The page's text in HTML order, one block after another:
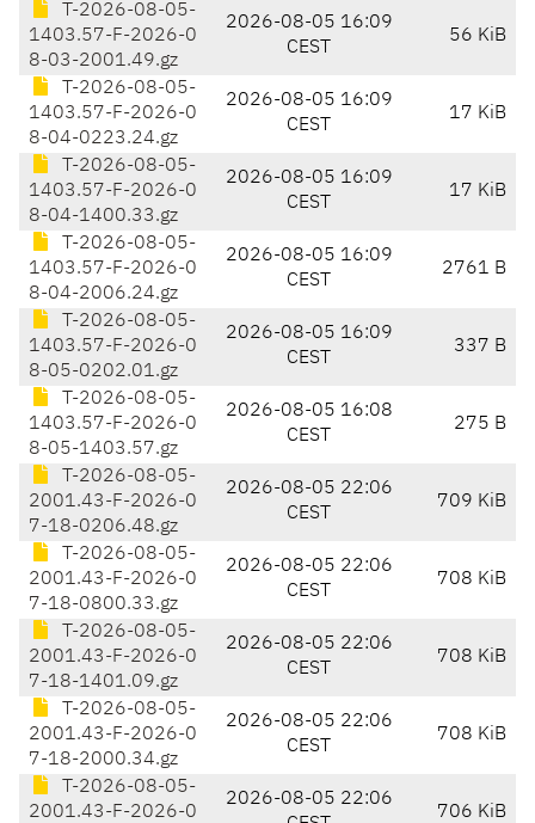
T-2026-08-05-
1403.57-F-2026-0
8-03-2001.49.gz
2026-08-05 16:09
CEST
56 KiB
T-2026-08-05-
1403.57-F-2026-0
8-04-0223.24.gz
2026-08-05 16:09
CEST
17 KiB
T-2026-08-05-
1403.57-F-2026-0
8-04-1400.33.gz
2026-08-05 16:09
CEST
17 KiB
T-2026-08-05-
1403.57-F-2026-0
8-04-2006.24.gz
2026-08-05 16:09
CEST
2761 B
T-2026-08-05-
1403.57-F-2026-0
8-05-0202.01.gz
2026-08-05 16:09
CEST
337 B
T-2026-08-05-
1403.57-F-2026-0
8-05-1403.57.gz
2026-08-05 16:08
CEST
275 B
T-2026-08-05-
2001.43-F-2026-0
7-18-0206.48.gz
2026-08-05 22:06
CEST
709 KiB
T-2026-08-05-
2001.43-F-2026-0
7-18-0800.33.gz
2026-08-05 22:06
CEST
708 KiB
T-2026-08-05-
2001.43-F-2026-0
7-18-1401.09.gz
2026-08-05 22:06
CEST
708 KiB
T-2026-08-05-
2001.43-F-2026-0
7-18-2000.34.gz
2026-08-05 22:06
CEST
708 KiB
T-2026-08-05-
2001.43-F-2026-0
2026-08-05 22:06
706 KiB